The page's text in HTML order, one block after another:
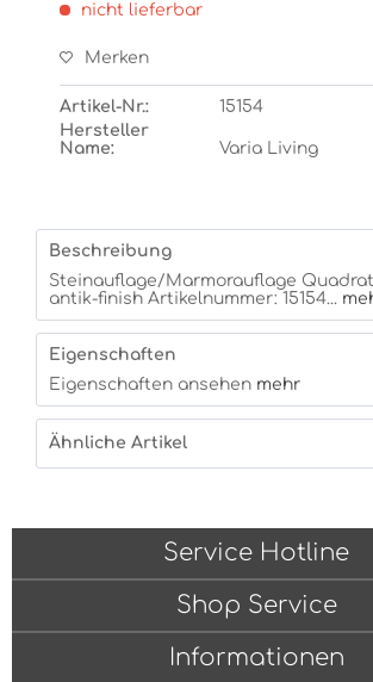
nicht lieferbar
Merken
Artikel-Nr.:
15154
Hersteller
Name:
Varia Living
Beschreibung
Steinauflage/Marmorauflage
antik-finish Artikelnummer: 15154...
Eigenschaften
Eigenschaften ansehen mehr
Ähnliche Artikel
Service Hotline
Shop Service
Informationen